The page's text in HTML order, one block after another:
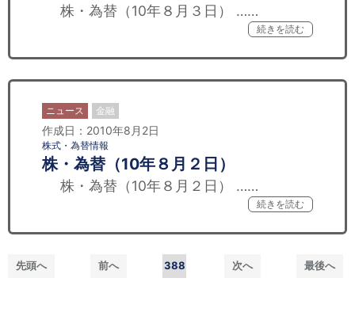
株・為替（10年８月３日） ……
続きを読む
ニュース 金融
作成日：2010年8月2日
株式・為替情報
株・為替（10年８月２日）
株・為替（10年８月２日） ……
続きを読む
先頭へ 前へ 388 次へ 最後へ